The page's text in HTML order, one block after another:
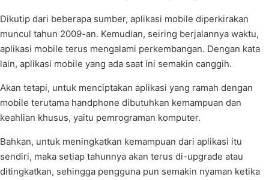
Dikutip dari beberapa sumber, aplikasi mobile diperkirakan
muncul tahun 2009-an. Kemudian, seiring berjalannya waktu,
aplikasi mobile terus mengalami perkembangan. Dengan kata
lain, aplikasi mobile yang ada saat ini semakin canggih.
Akan tetapi, untuk menciptakan aplikasi yang ramah dengan
mobile terutama handphone dibutuhkan kemampuan dan
keahlian khusus, yaitu pemrograman komputer.
Bahkan, untuk meningkatkan kemampuan dari aplikasi itu
sendiri, maka setiap tahunnya akan terus di-upgrade atau
ditingkatkan, sehingga pengguna pun semakin nyaman ketika